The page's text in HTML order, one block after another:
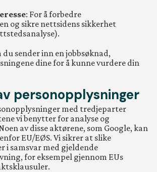
: For å forbedre
og sikre nettsidens sikkerhet
du sender inn en jobbsøknad,
dine for å kunne vurdere din
personopplysninger
med tredjeparter
vi benytter for analyse og
av disse aktørene, som Google, kan
EU/EØS. Vi sikrer at slike
i samsvar med gjeldende
for eksempel gjennom EUs